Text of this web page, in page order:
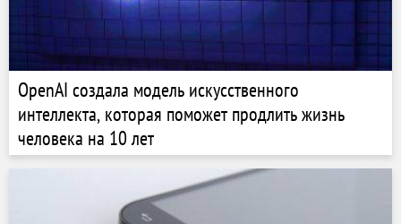
OpenAI создала модель искусственного
интеллекта, которая поможет продлить жизнь
человека на 10 лет